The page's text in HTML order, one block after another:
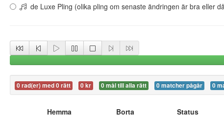
de Luxe Pling (olika pling om senaste ändringen är bra eller
0 rad(er) med 0 rätt 0 kr 0 mål till alla rätt 0 matcher pågår 0
Hemma Borta Status